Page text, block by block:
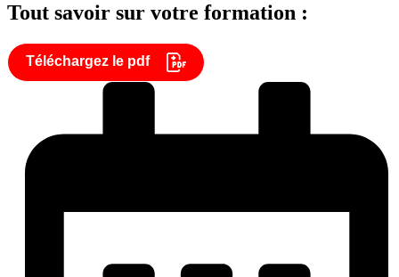
Tout savoir sur votre formation :
Téléchargez le pdf